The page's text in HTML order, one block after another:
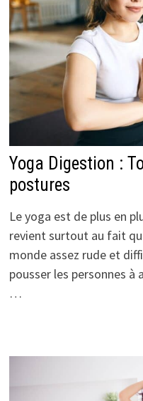
Yoga Digestion :
postures
Le yoga est de plus en
revient surtout au fait
monde assez rude et
pousser les personnes
…